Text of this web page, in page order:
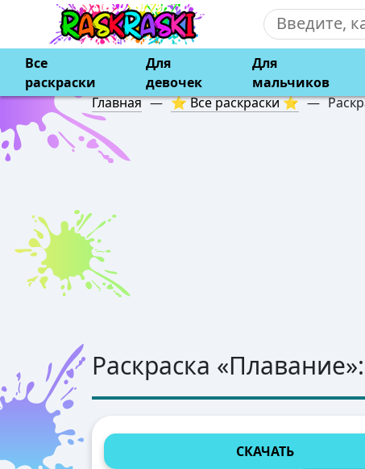
Все
раскраски
Для
девочек
Для
мальчиков
Главная — ⭐ Все раскраски ⭐ —
Раскраска «Плавание
СКАЧАТЬ